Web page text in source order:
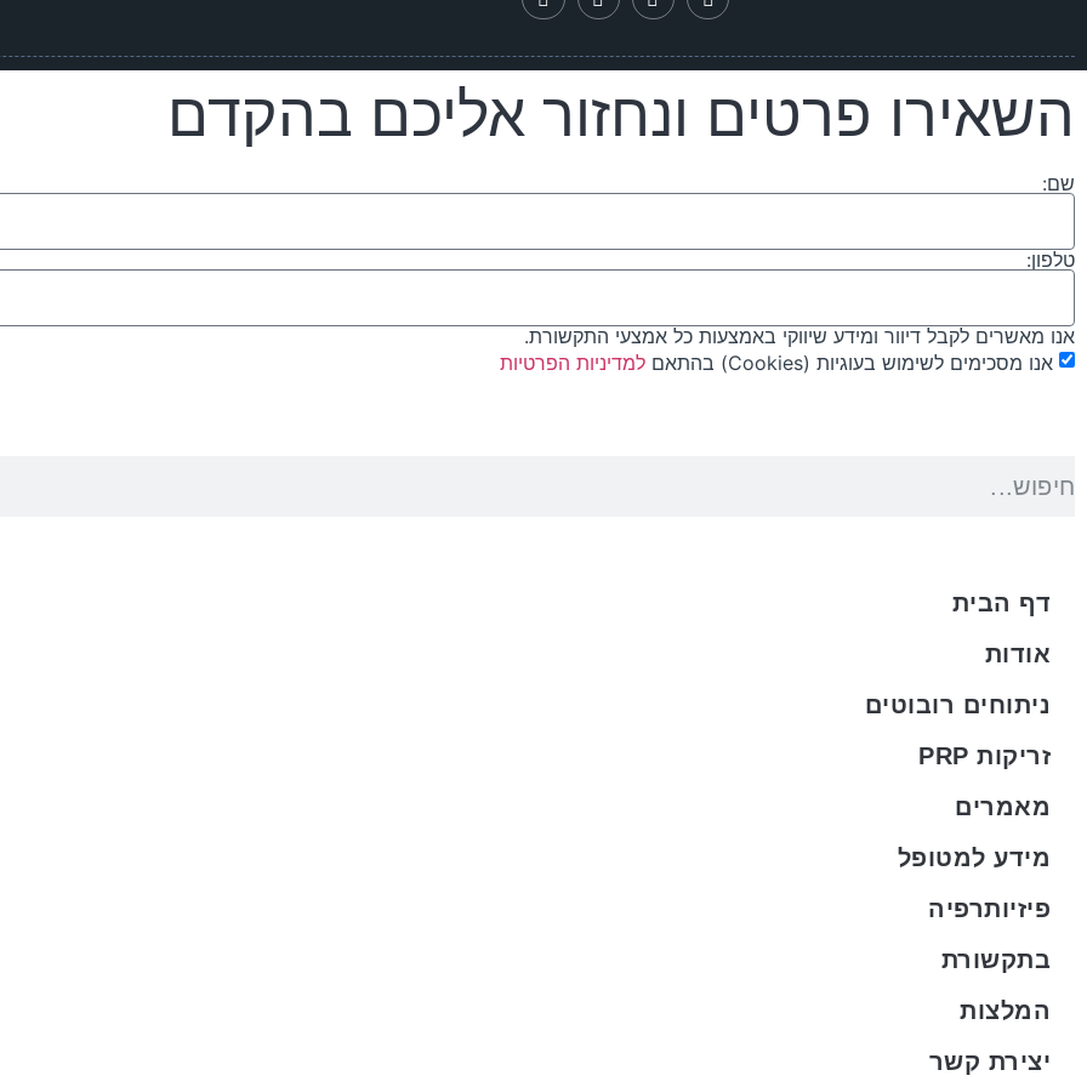
השאירו פרטים ונחזור אליכם בהקדם
שם:
טלפון:
אנו מאשרים לקבל דיוור ומידע שיווקי באמצעות כל אמצעי התקשורת.
אנו מסכימים לשימוש בעוגיות (Cookies) בהתאם
למדיניות הפרטיות
דף הבית
אודות
ניתוחים רובוטים
זריקות PRP
מאמרים
מידע למטופל
פיזיותרפיה
בתקשורת
המלצות
יצירת קשר